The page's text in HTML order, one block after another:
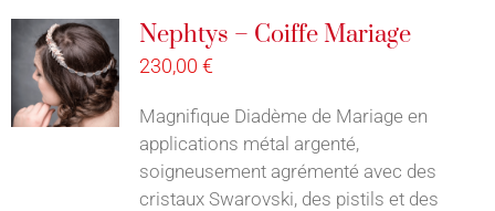
Nephtys – Coiffe Mariage
230,00 €
Magnifique Diadème de Mariage en
applications métal argenté,
soigneusement agrémenté avec des
cristaux Swarovski, des pistils et des